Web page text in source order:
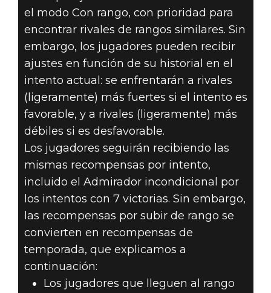
el modo Con rango, con prioridad para
encontrar rivales de rangos similares. Sin
embargo, los jugadores pueden recibir
ajustes en función de su historial en el
intento actual: se enfrentarán a rivales
(ligeramente) más fuertes si el intento es
favorable, y a rivales (ligeramente) más
débiles si es desfavorable.
Los jugadores seguirán recibiendo las
mismas recompensas por intento,
incluido el Admirador incondicional por
los intentos con 7 victorias. Sin embargo,
las recompensas por subir de rango se
convierten en recompensas de
temporada, que explicamos a
continuación:
Los jugadores que lleguen al rango